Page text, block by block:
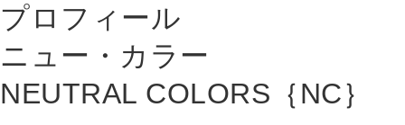
プロフィール
ニュー・カラー
NEUTRAL COLORS｛NC｝